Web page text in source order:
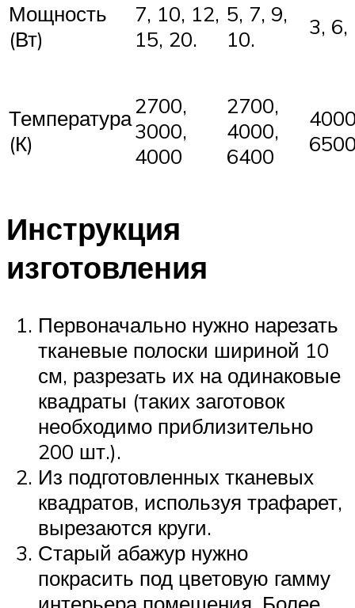
Мощность
(Вт)
7, 10, 12,
15, 20.
5, 7, 9,
10.
3, 6,
Температура
(К)
2700,
3000,
4000
2700,
4000,
6400
Инструкция
изготовления
Первоначально нужно нарезать
тканевые полоски шириной 10
см, разрезать их на одинаковые
квадраты (таких заготовок
необходимо приблизительно
200 шт.).
Из подготовленных тканевых
квадратов, используя трафарет,
вырезаются круги.
Старый абажур нужно
покрасить под цветовую гамму